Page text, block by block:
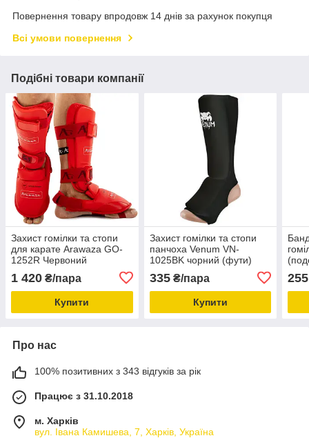
Повернення товару впродовж 14 днів за рахунок покупця
Всі умови повернення
Подібні товари компанії
Захист гомілки та стопи
для карате Arawaza GO-
1252R Червоний
1 420 ₴/пара
Купити
Захист гомілки та стопи
панчоха Venum VN-
1025BK чорний (фути)
335₴/пара
Купити
1 шт.
255
Про нас
100% позитивних з 343 відгуків за рік
Працює з 31.10.2018
м. Харків
вул. Івана Камишева, 7, Харків, Україна